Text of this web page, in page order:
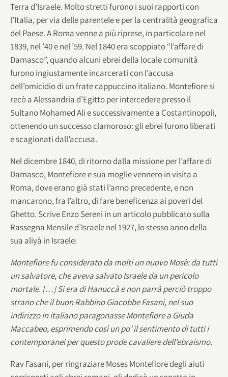
Terra d’Israele. Molto stretti furono i suoi rapporti con
l’Italia, per via delle parentele e per la centralità geografica
del Paese. A Roma venne a più riprese, in particolare nel
1839, nel ’40 e nel ’59. Nel 1840 era scoppiato “l’affare di
Damasco”, quando alcuni ebrei della locale comunità
furono ingiustamente incarcerati con l’accusa
dell’omicidio di un frate cappuccino italiano. Montefiore si
recò a Alessandria d’Egitto per intercedere presso il
Sultano Mohamed Ali e successivamente a Costantinopoli,
ottenendo un successo clamoroso: gli ebrei furono liberati
e scagionati dall’accusa.
Nel dicembre 1840, di ritorno dalla missione per l’affare di
Damasco, Montefiore e sua moglie vennero in visita a
Roma, dove erano già stati l’anno precedente, e non
mancarono, fra l’altro, di fare beneficenza ai poveri del
Ghetto. Scrive Enzo Sereni in un articolo pubblicato sulla
Rassegna Mensile d’Israele nel 1927, lo stesso anno della
sua aliyà in Israele:
Montefiore fu considerato da molti un nuovo Mosè: da tutti
un salvatore, che aveva salvato Israele da un pericolo
mortale. […] Si era di Hanuccà e non parrà perciò troppo
strano che il buon Rabbino Giacobbe Fasani, nel suo
indirizzo in italiano paragonasse Montefiore a Giuda
Maccabeo, esprimendo così un po’ il sentimento di tutti i
contemporanei per questo prode cavaliere dell’ebraismo.
Rav Fasani, per ringraziare Moses Montefiore degli aiuti